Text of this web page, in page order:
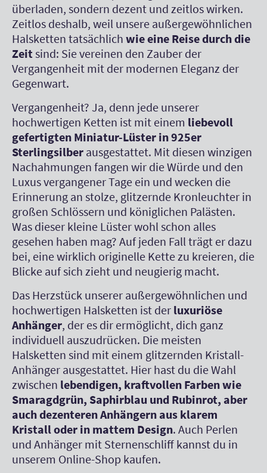
überladen, sondern dezent und zeitlos wirken.
Zeitlos deshalb, weil unsere außergewöhnlichen
Halsketten tatsächlich wie eine Reise durch die
Zeitsind: Sie vereinen den Zauber der
Vergangenheit mit der modernen Eleganz der
Gegenwart.
Vergangenheit? Ja, denn jede unserer
hochwertigen Ketten ist mit einem liebevoll
gefertigten Miniatur-Lüster in 925er
Sterlingsilber ausgestattet. Mit diesen winzigen
Nachahmungen fangen wir die Würde und den
Luxus vergangener Tage ein und wecken die
Erinnerung an stolze, glitzernde Kronleuchter in
großen Schlössern und königlichen Palästen.
Was dieser kleine Lüster wohl schon alles
gesehen haben mag? Auf jeden Fall trägt er dazu
bei, eine wirklich originelle Kette zu kreieren, die
Blicke auf sich zieht und neugierig macht.
Das Herzstück unserer außergewöhnlichen und
hochwertigen Halsketten ist der luxuriöse
Anhänger, der es dir ermöglicht, dich ganz
individuell auszudrücken. Die meisten
Halsketten sind mit einem glitzernden Kristall-
Anhänger ausgestattet. Hier hast du die Wahl
zwischen lebendigen, kraftvollen Farben wie
Smaragdgrün, Saphirblau und Rubinrot, aber
auch dezenteren Anhängern aus klarem
Kristall oder in mattem Design. Auch Perlen
und Anhänger mit Sternenschliff kannst du in
unserem Online-Shop kaufen.